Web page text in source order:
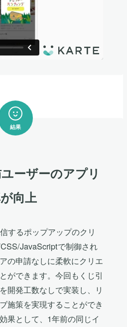
結果
ーザーのアプリ
向上
するポップアップのクリ
JavaScriptで制御され
の申請なしに柔軟にクリエ
ができます。今回もくじ引
開発工数なしで実装し、リ
施策を実現することができ
果として、1年前の同じイ